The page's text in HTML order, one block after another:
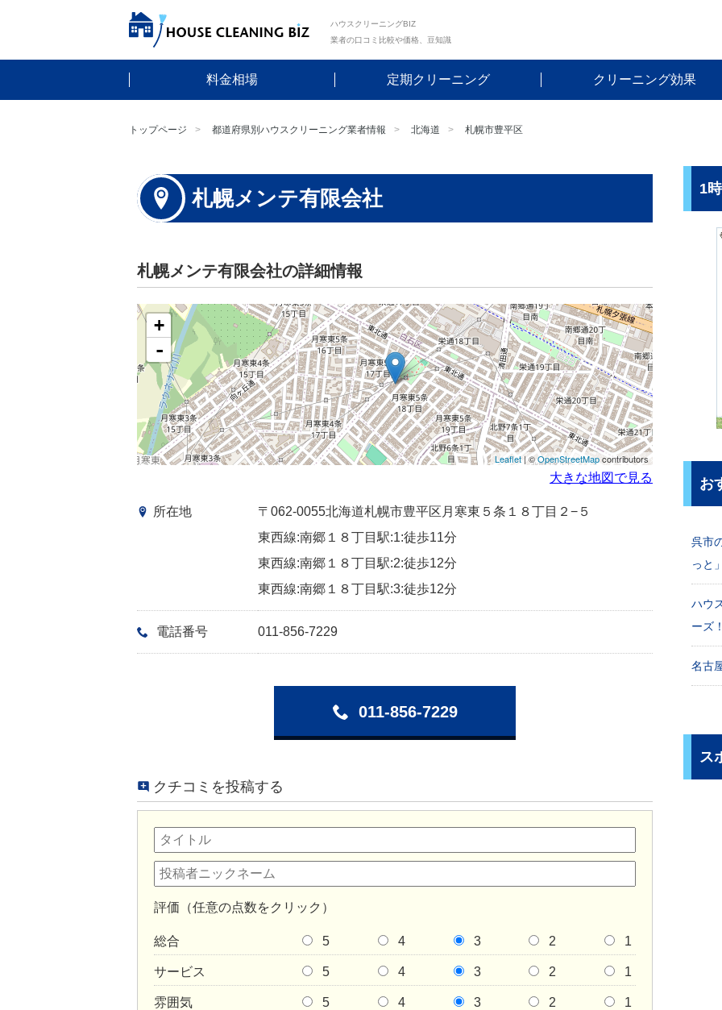
ハウスクリーニングBIZ
業者の口コミ比較や価格、豆知識
料金相場 定期クリーニング クリーニング効果
トップページ 都道府県別ハウスクリーニング業者情報 北海道 札幌市豊平区
札幌メンテ有限会社
札幌メンテ有限会社の詳細情報
+
-
Leaflet| ©OpenStreetMapcontributors
大きな地図で見る
所在地
〒062-0055北海道札幌市豊平区月寒東５条１８丁目２−５
東西線:南郷１８丁目駅:1:徒歩11分
東西線:南郷１８丁目駅:2:徒歩12分
東西線:南郷１８丁目駅:3:徒歩12分
電話番号 011-856-7229
011-856-7229
クチコミを投稿する
評価（任意の点数をクリック）
総合 5 4 3 2 1
サービス 5 4 3 2 1
雰囲気 5 4 3 2 1
1
お
呉市
っと」
ハウ
ーズ！
名古
ス